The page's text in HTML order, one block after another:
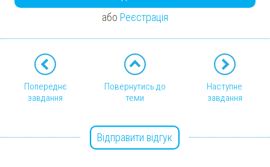
або Реєстрація
Попереднє
завдання
Повернутись до
теми
Наступне
завдання
Відправити відгук